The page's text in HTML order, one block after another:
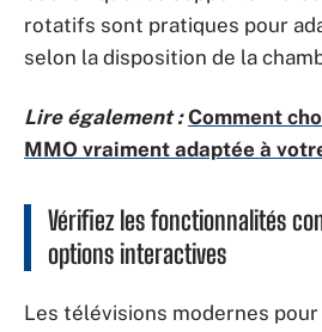
rotatifs sont pratiques pour
selon la disposition de la
Lire également : Comment
MMO vraiment adaptée à
Vérifiez les fonctionnalités
options interactives
Les télévisions modernes